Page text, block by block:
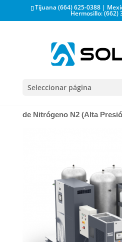
Tijuana (664) 625-0388 |
Hermosillo: (662)
Seleccionar página
de Nitrógeno N2 (Alta